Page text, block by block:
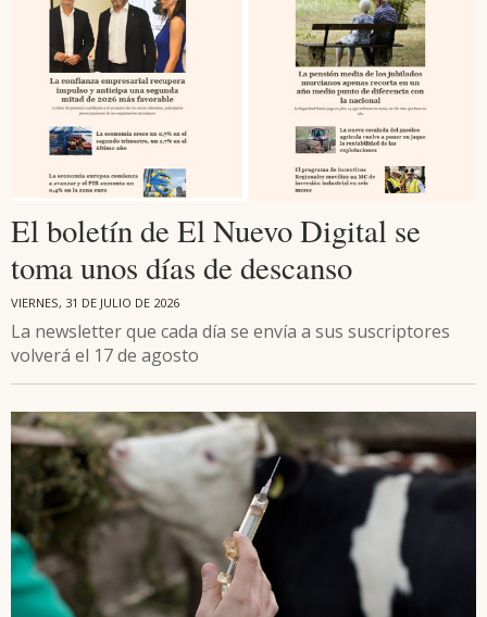
El boletín de El Nuevo Digital se
toma unos días de descanso
VIERNES, 31 DE JULIO DE 2026
La newsletter que cada día se envía a sus suscriptores
volverá el 17 de agosto